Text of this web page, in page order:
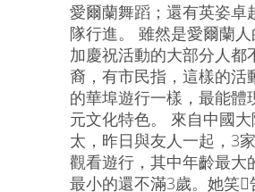
愛爾蘭舞蹈；還有英姿卓
隊行進。 雖然是愛爾蘭
加慶祝活動的大部分人都
裔，有市民指，這樣的活
的華埠遊行一樣，最能體
元文化特色。 來自中國
太，昨日與友人一起，3
觀看遊行，其中年齡最大
最小的還不滿3歲。她笑